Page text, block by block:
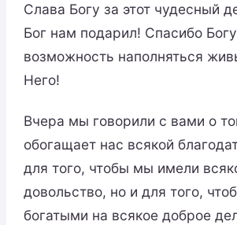
Слава Богу за этот чудесный
Бог нам подарил! Спасибо
возможность наполняться
Него!
Вчера мы говорили с вами о
обогащает нас всякой
для того, чтобы мы имели
довольство, но и для того,
богатыми на всякое доброе